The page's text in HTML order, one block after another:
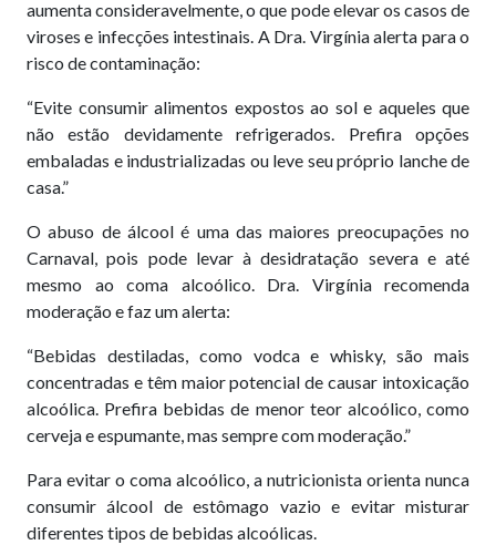
aumenta consideravelmente, o que pode elevar os casos de
viroses e infecções intestinais. A Dra. Virgínia alerta para o
risco de contaminação:
“Evite consumir alimentos expostos ao sol e aqueles que
não estão devidamente refrigerados. Prefira opções
embaladas e industrializadas ou leve seu próprio lanche de
casa.”
O abuso de álcool é uma das maiores preocupações no
Carnaval, pois pode levar à desidratação severa e até
mesmo ao coma alcoólico. Dra. Virgínia recomenda
moderação e faz um alerta:
“Bebidas destiladas, como vodca e whisky, são mais
concentradas e têm maior potencial de causar intoxicação
alcoólica. Prefira bebidas de menor teor alcoólico, como
cerveja e espumante, mas sempre com moderação.”
Para evitar o coma alcoólico, a nutricionista orienta nunca
consumir álcool de estômago vazio e evitar misturar
diferentes tipos de bebidas alcoólicas.